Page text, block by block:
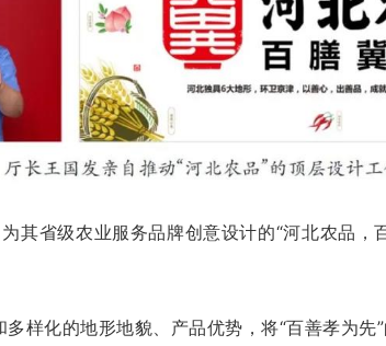
其省级农业服务品牌创意设计的“河北农品，
样化的地形地貌、产品优势，将“百善孝为